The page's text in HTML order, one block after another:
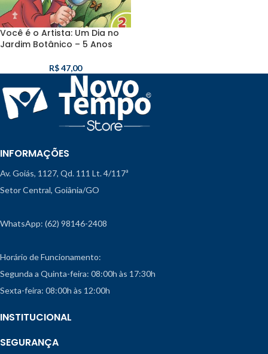
Você é o Artista: Um Dia no
Jardim Botânico – 5 Anos
R$47,00
INFORMAÇÕES
Av. Goiás, 1127, Qd. 111 Lt. 4/117ª
Setor Central, Goiânia/GO
WhatsApp: (62) 98146-2408
Horário de Funcionamento:
Segunda a Quinta-feira: 08:00h às 17:30h
Sexta-feira: 08:00h às 12:00h
INSTITUCIONAL
SEGURANÇA